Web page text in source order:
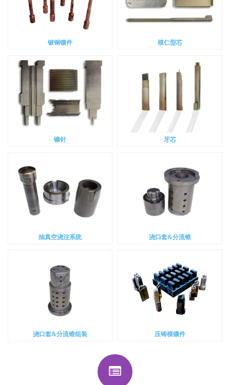
铍铜镶件 模仁型芯
镶针 牙芯
抽真空浇注系统 浇口套&分流锥
浇口套&分流锥组装 压铸模镶件